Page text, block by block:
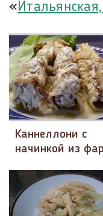
«
Каннеллони с
начинкой из